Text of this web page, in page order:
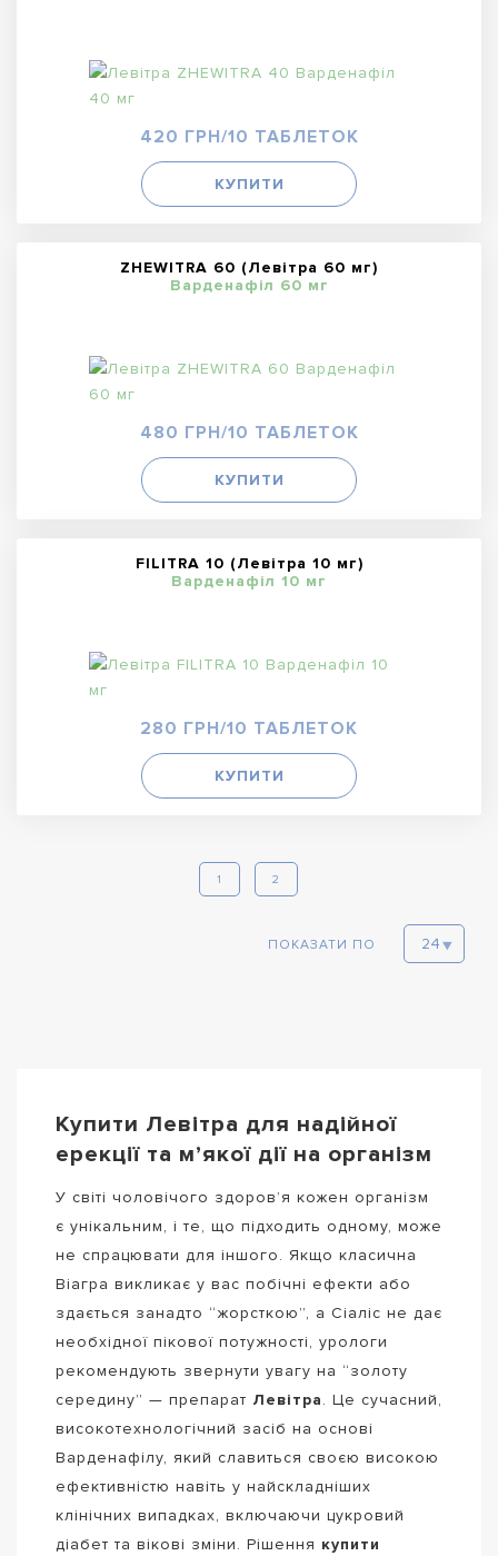
420 ГРН/10 ТАБЛЕТОК
КУПИТИ
ZHEWITRA 60 (Левітра 60 мг)
Варденафіл 60 мг
480 ГРН/10 ТАБЛЕТОК
КУПИТИ
FILITRA 10 (Левітра 10 мг)
Варденафіл 10 мг
280 ГРН/10 ТАБЛЕТОК
КУПИТИ
1 2
ПОКАЗАТИ ПО
Купити Левітра для надійної
ерекції та м’якої дії на організм
У світі чоловічого здоров’я кожен організм
є унікальним, і те, що підходить одному, може
не спрацювати для іншого. Якщо класична
Віагра викликає у вас побічні ефекти або
здається занадто “жорсткою”, а Сіаліс не дає
необхідної пікової потужності, урологи
рекомендують звернути увагу на “золоту
середину” — препарат Левітра. Це сучасний,
високотехнологічний засіб на основі
Варденафілу, який славиться своєю високою
ефективністю навіть у найскладніших
клінічних випадках, включаючи цукровий
діабет та вікові зміни. Рішення купити